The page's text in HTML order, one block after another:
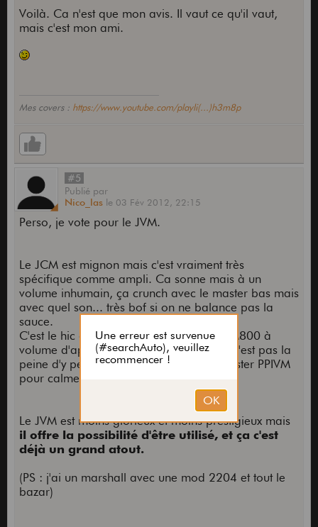
Voilà. Ca n'est que mon avis. Il vaut ce qu'il vaut,
mais c'est mon ami.
Mes covers : https://www.youtube.com/playli(...)h3m8p
#5
Publié par
Nico_las le 03 Fév 2012, 22:15
Perso, je vote pour le JVM.
Le JCM est mignon mais c'est vraiment très
spécifique comme ampli. Ca sonne mais à un
volume inhumain, ça crunch avec le master bas mais
avec quel son... très bof si on ne balance pas la
sauce.
C'est le hic avec ce genre de tête, un JCM800 à
volume d'appartement/petite maison ce n'est pas la
peine d'y penser sans atténuateur (ou master PPIVM
pour calmer la puissance de la tête).
Le JVM est moins glorieux et moins prestigieux mais
il offre la possibilité d'être utilisé, et ça c'est
déjà un grand atout.
(PS : j'ai un marshall avec une mod 2204 et tout le
bazar)